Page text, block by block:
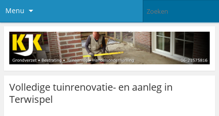
Menu
Volledige tuinrenovatie- en aanleg in
Terwispel